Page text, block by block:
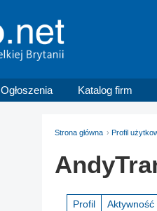
Ogłoszenia Katalog firm
Strona główna Profil
Profil Aktywność